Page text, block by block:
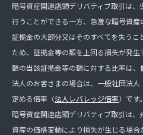
暗号資産関連店頭デリバティブ取引は
行うことができる一方、急激な暗号資
証拠金の大部分又はそのすべてを失う
ため、証拠金等の額を上回る損失が発
額の当該証拠金等の額に対する比率は、
法人のお客さまの場合は、一般社団法
定める倍率（法人レバレッジ倍率）です。
暗号資産関連店頭デリバティブ取引は
資産の価格変動により損失が生じる場合